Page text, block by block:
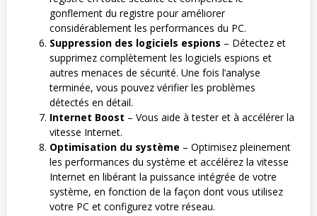
gonflement du registre pour améliorer
considérablement les performances du PC.
Suppression des logiciels espions – Détectez et
supprimez complètement les logiciels espions et
autres menaces de sécurité. Une fois l’analyse
terminée, vous pouvez vérifier les problèmes
détectés en détail.
Internet Boost – Vous aide à tester et à accélérer la
vitesse Internet.
Optimisation du système – Optimisez pleinement
les performances du système et accélérez la vitesse
Internet en libérant la puissance intégrée de votre
système, en fonction de la façon dont vous utilisez
votre PC et configurez votre réseau.